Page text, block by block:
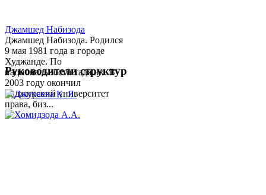
Джамшед Набизода
Джамшед Набизода. Родился
9 мая 1981 года в городе
Худжанде. По
национальности таджик. В
2003 году окончил
Таджикский университет
права, биз...
Руководители структур